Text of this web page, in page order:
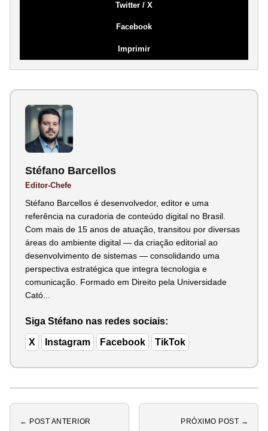
Twitter / X
Facebook
Imprimir
Stéfano Barcellos
Editor-Chefe
Stéfano Barcellos é desenvolvedor, editor e uma
referência na curadoria de conteúdo digital no Brasil.
Com mais de 15 anos de atuação, transitou por diversas
áreas do ambiente digital — da criação editorial ao
desenvolvimento de sistemas — consolidando uma
perspectiva estratégica que integra tecnologia e
comunicação. Formado em Direito pela Universidade
Cató...
Siga Stéfano nas redes sociais:
X Instagram Facebook TikTok
← POST ANTERIOR PRÓXIMO POST →